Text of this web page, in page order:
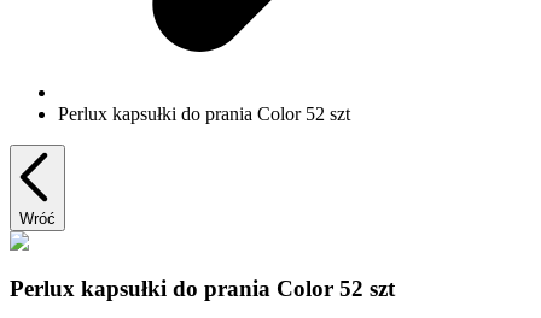
Perlux kapsułki do prania Color 52 szt
Wróć
Perlux kapsułki do prania Color 52 szt